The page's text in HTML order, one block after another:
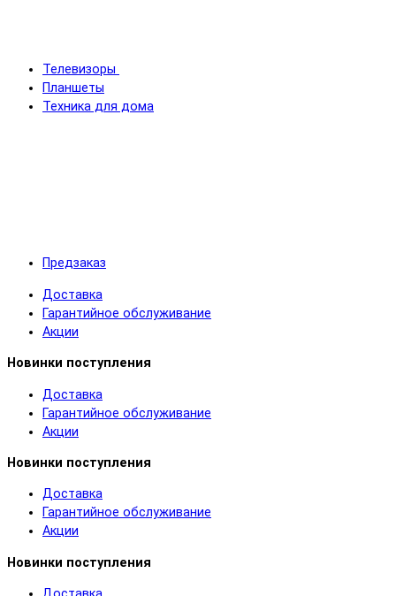
Телевизоры
Планшеты
Техника для дома
Предзаказ
Доставка
Гарантийное обслуживание
Акции
Новинки поступления
Доставка
Гарантийное обслуживание
Акции
Новинки поступления
Доставка
Гарантийное обслуживание
Акции
Новинки поступления